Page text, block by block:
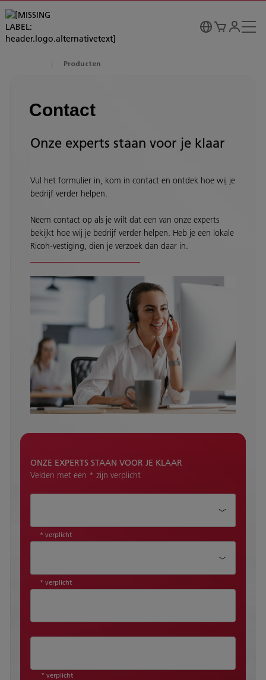
Producten
Contact
Onze experts staan voor je klaar
Vul het formulier in, kom in contact en ontdek hoe wij je
bedrijf verder helpen.
Neem contact op als je wilt dat een van onze experts
bekijkt hoe wij je bedrijf verder helpen. Heb je een lokale
Ricoh-vestiging, dien je verzoek dan daar in.
ONZE EXPERTS STAAN VOOR JE KLAAR
Velden met een * zijn verplicht
* verplicht
* verplicht
* verplicht